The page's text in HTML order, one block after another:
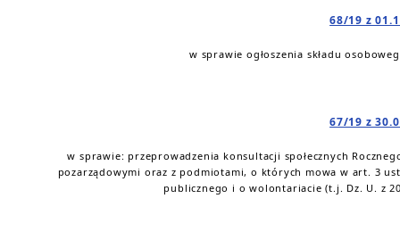
68/19 z
w sprawie ogłoszenia składu
67/19 z
w sprawie: przeprowadzenia konsultacji społecznych
pozarządowymi oraz z podmiotami, o których mowa w art. 3
publicznego i o wolontariacie (t.j. Dz. U. z